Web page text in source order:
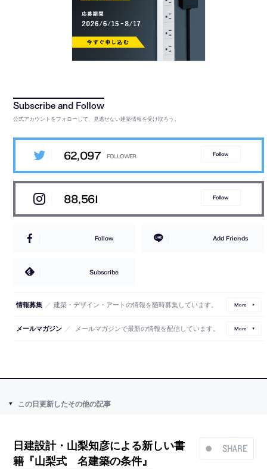
公式アカウントをフォローして、見逃せない建築情報を受け取ろう。
62,097 Follow
88,561 Follow
Follow Add Friends
Subscribe
情報募集 ／ 建築・デザイン・アートの情報を随時募集しています。 More
メールマガジン ／ メールマガジンで最新の情報を配信しています。 More
この日更新したその他の記事
SHARE
日建設計・山梨知彦による新しい書
籍『山梨式 名建築の条件』